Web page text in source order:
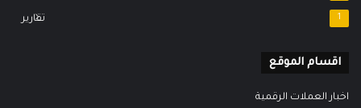
تقارير 1
اقسام الموقع
اخبار العملات الرقمية